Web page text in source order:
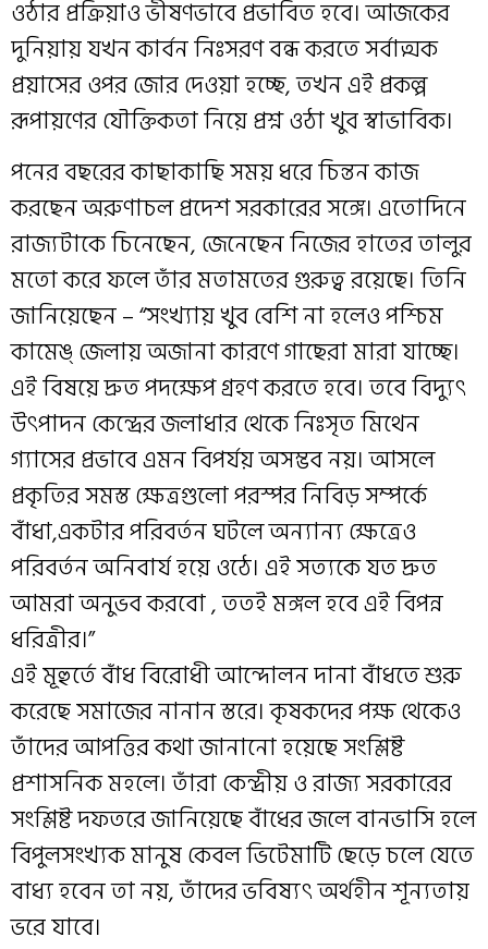
ওঠার প্রক্রিয়াও ভীষণভাবে প্রভাবিত হবে। আজকের
দুনিয়ায় যখন কার্বন নিঃসরণ বন্ধ করতে সর্বাত্মক
প্রয়াসের ওপর জোর দেওয়া হচ্ছে, তখন এই প্রকল্প
রূপায়ণের যৌক্তিকতা নিয়ে প্রশ্ন ওঠা খুব স্বাভাবিক।
পনের বছরের কাছাকাছি সময় ধরে চিন্তন কাজ
করছেন অরুণাচল প্রদেশ সরকারের সঙ্গে। এতোদিনে
রাজ্যটাকে চিনেছেন, জেনেছেন নিজের হাতের তালুর
মতো করে ফলে তাঁর মতামতের গুরুত্ব রয়েছে। তিনি
জানিয়েছেন – “সংখ্যায় খুব বেশি না হলেও পশ্চিম
কামেঙ্ জেলায় অজানা কারণে গাছেরা মারা যাচ্ছে।
এই বিষয়ে দ্রুত পদক্ষেপ গ্রহণ করতে হবে। তবে বিদ্যুৎ
উৎপাদন কেন্দ্রের জলাধার থেকে নিঃসৃত মিথেন
গ্যাসের প্রভাবে এমন বিপর্যয় অসম্ভব নয়। আসলে
প্রকৃতির সমস্ত ক্ষেত্রগুলো পরস্পর নিবিড় সম্পর্কে
বাঁধা,একটার পরিবর্তন ঘটলে অন্যান্য ক্ষেত্রেও
পরিবর্তন অনিবার্য হয়ে ওঠে। এই সত্যকে যত দ্রুত
আমরা অনুভব করবো , ততই মঙ্গল হবে এই বিপন্ন
ধরিত্রীর।”
এই মূহুর্তে বাঁধ বিরোধী আন্দোলন দানা বাঁধতে শুরু
করেছে সমাজের নানান স্তরে। কৃষকদের পক্ষ থেকেও
তাঁদের আপত্তির কথা জানানো হয়েছে সংশ্লিষ্ট
প্রশাসনিক মহলে। তাঁরা কেন্দ্রীয় ও রাজ্য সরকারের
সংশ্লিষ্ট দফতরে জানিয়েছে বাঁধের জলে বানভাসি হলে
বিপুলসংখ্যক মানুষ কেবল ভিটেমাটি ছেড়ে চলে যেতে
বাধ্য হবেন তা নয়, তাঁদের ভবিষ্যৎ অর্থহীন শূন্যতায়
ভরে যাবে।